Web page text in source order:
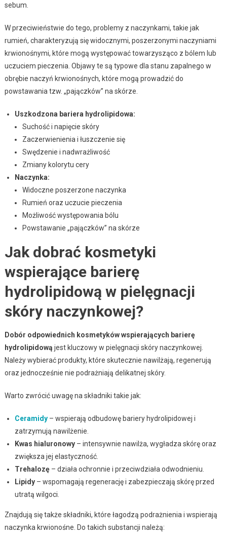
sebum.
W przeciwieństwie do tego, problemy z naczynkami, takie jak
rumień, charakteryzują się widocznymi, poszerzonymi naczyniami
krwionośnymi, które mogą występować towarzysząco z bólem lub
uczuciem pieczenia. Objawy te są typowe dla stanu zapalnego w
obrębie naczyń krwionośnych, które mogą prowadzić do
powstawania tzw. „pajączków” na skórze.
Uszkodzona bariera hydrolipidowa:
Suchość i napięcie skóry
Zaczerwienienia i łuszczenie się
Swędzenie i nadwrażliwość
Zmiany kolorytu cery
Naczynka:
Widoczne poszerzone naczynka
Rumień oraz uczucie pieczenia
Możliwość występowania bólu
Powstawanie „pajączków” na skórze
Jak dobrać kosmetyki
wspierające barierę
hydrolipidową w pielęgnacji
skóry naczynkowej?
Dobór odpowiednich kosmetyków wspierających barierę
hydrolipidową jest kluczowy w pielęgnacji skóry naczynkowej.
Należy wybierać produkty, które skutecznie nawilżają, regenerują
oraz jednocześnie nie podrażniają delikatnej skóry.
Warto zwrócić uwagę na składniki takie jak:
Ceramidy– wspierają odbudowę bariery hydrolipidowej i
zatrzymują nawilżenie.
Kwas hialuronowy– intensywnie nawilża, wygładza skórę oraz
zwiększa jej elastyczność.
Trehalozę– działa ochronnie i przeciwdziała odwodnieniu.
Lipidy– wspomagają regenerację i zabezpieczają skórę przed
utratą wilgoci.
Znajdują się także składniki, które łagodzą podrażnienia i wspierają
naczynka krwionośne. Do takich substancji należą: